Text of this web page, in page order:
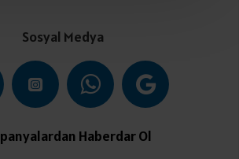
Sosyal Medya
Haberdar Ol